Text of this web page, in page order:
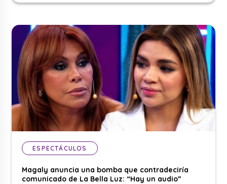
ESPECTÁCULOS
Magaly anuncia una bomba que contradeciría
comunicado de La Bella Luz: “Hay un audio”